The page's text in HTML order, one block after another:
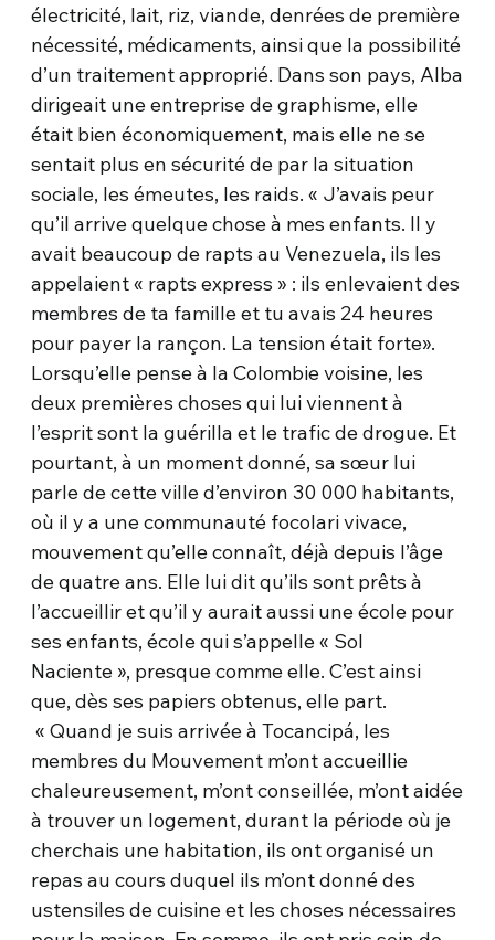
électricité, lait, riz, viande, denrées de première
nécessité, médicaments, ainsi que la possibilité
d’un traitement approprié. Dans son pays, Alba
dirigeait une entreprise de graphisme, elle
était bien économiquement, mais elle ne se
sentait plus en sécurité de par la situation
sociale, les émeutes, les raids. « J’avais peur
qu’il arrive quelque chose à mes enfants. Il y
avait beaucoup de rapts au Venezuela, ils les
appelaient « rapts express » : ils enlevaient des
membres de ta famille et tu avais 24 heures
pour payer la rançon. La tension était forte».
Lorsqu’elle pense à la Colombie voisine, les
deux premières choses qui lui viennent à
l’esprit sont la guérilla et le trafic de drogue. Et
pourtant, à un moment donné, sa sœur lui
parle de cette ville d’environ 30 000 habitants,
où il y a une communauté focolari vivace,
mouvement qu’elle connaît, déjà depuis l’âge
de quatre ans. Elle lui dit qu’ils sont prêts à
l’accueillir et qu’il y aurait aussi une école pour
ses enfants, école qui s’appelle « Sol
Naciente », presque comme elle. C’est ainsi
que, dès ses papiers obtenus, elle part.
« Quand je suis arrivée à Tocancipá, les
membres du Mouvement m’ont accueillie
chaleureusement, m’ont conseillée, m’ont aidée
à trouver un logement, durant la période où je
cherchais une habitation, ils ont organisé un
repas au cours duquel ils m’ont donné des
ustensiles de cuisine et les choses nécessaires